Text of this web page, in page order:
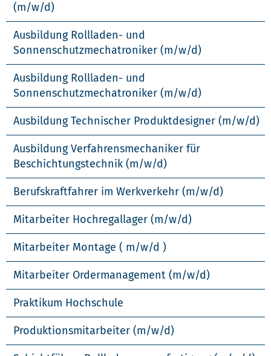
(m/w/d)
Ausbildung Rollladen- und
Sonnenschutzmechatroniker (m/w/d)
Ausbildung Rollladen- und
Sonnenschutzmechatroniker (m/w/d)
Ausbildung Technischer Produktdesigner (m/w/d)
Ausbildung Verfahrensmechaniker für
Beschichtungstechnik (m/w/d)
Berufskraftfahrer im Werkverkehr (m/w/d)
Mitarbeiter Hochregallager (m/w/d)
Mitarbeiter Montage ( m/w/d )
Mitarbeiter Ordermanagement (m/w/d)
Praktikum Hochschule
Produktionsmitarbeiter (m/w/d)